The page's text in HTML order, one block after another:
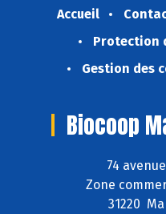
Accueil
Protection
Gestion des
Biocoop
74
Zone
31220